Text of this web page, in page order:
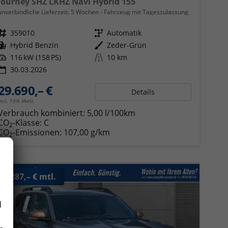
Lieferzeit: 5 Wochen Fahrzeug mit Tageszulassung
Fahrzeugnr. 359010 Getriebe Automatik
Kraftstoff Hybrid Benzin Außenfarbe Zeder-Grün
Leistung 116 kW (158 PS) Kilometerstand 10 km
30.03.2026
€
19% MwSt.
Details
kombiniert: 5,00 l/100km
2-Klasse: C
2-Emissionen: 107,00 g/km
ab 287,– € mtl.